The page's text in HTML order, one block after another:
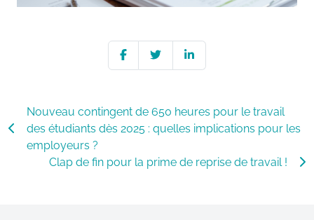
Nouveau contingent de 650 heures pour le travail
des étudiants dès 2025 : quelles implications pour les
employeurs ?
Clap de fin pour la prime de reprise de travail !